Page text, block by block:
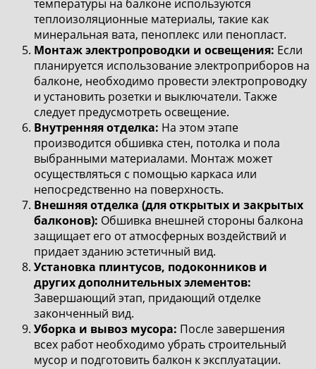
температуры на балконе используются
теплоизоляционные материалы, такие как
минеральная вата, пеноплекс или пенопласт.
Монтаж электропроводки и освещения: Если
планируется использование электроприборов на
балконе, необходимо провести электропроводку
и установить розетки и выключатели. Также
следует предусмотреть освещение.
Внутренняя отделка: На этом этапе
производится обшивка стен, потолка и пола
выбранными материалами. Монтаж может
осуществляться с помощью каркаса или
непосредственно на поверхность.
Внешняя отделка (для открытых и закрытых
балконов): Обшивка внешней стороны балкона
защищает его от атмосферных воздействий и
придает зданию эстетичный вид.
Установка плинтусов, подоконников и
других дополнительных элементов:
Завершающий этап, придающий отделке
законченный вид.
Уборка и вывоз мусора: После завершения
всех работ необходимо убрать строительный
мусор и подготовить балкон к эксплуатации.